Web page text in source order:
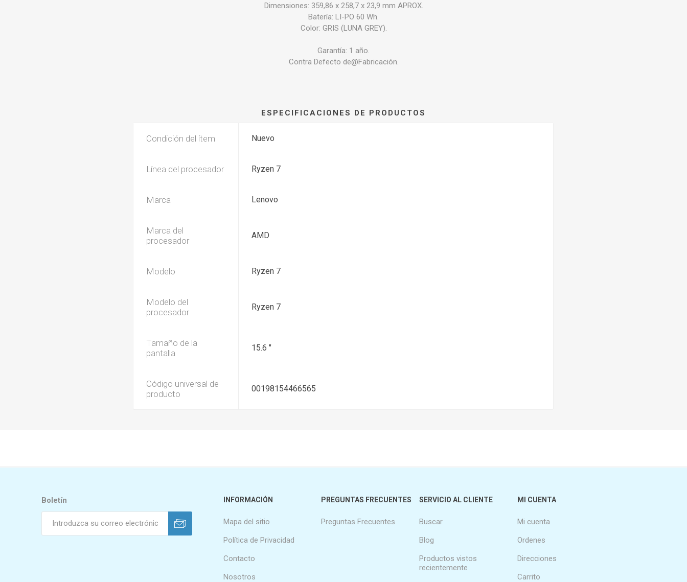
Dimensiones: 359,86 x 258,7 x 23,9 mm APROX.
Batería: LI-PO 60 Wh.
Color: GRIS (LUNA GREY).
Garantía: 1 año.
Contra Defecto de@Fabricación.
ESPECIFICACIONES DE PRODUCTOS
Condición del ítem Nuevo
Línea del procesador Ryzen 7
Marca Lenovo
Marca del
procesador
AMD
Modelo Ryzen 7
Modelo del
procesador
Ryzen 7
Tamaño de la
pantalla
15.6 "
Código universal de
producto
00198154466565
Boletín INFORMACIÓN
Mapa del sitio
Política de Privacidad
Contacto
Nosotros
PREGUNTAS FRECUENTES
Preguntas Frecuentes
SERVICIO AL CLIENTE
Buscar
Blog
Productos vistos
recientemente
MI CUENTA
Mi cuenta
Ordenes
Direcciones
Carrito